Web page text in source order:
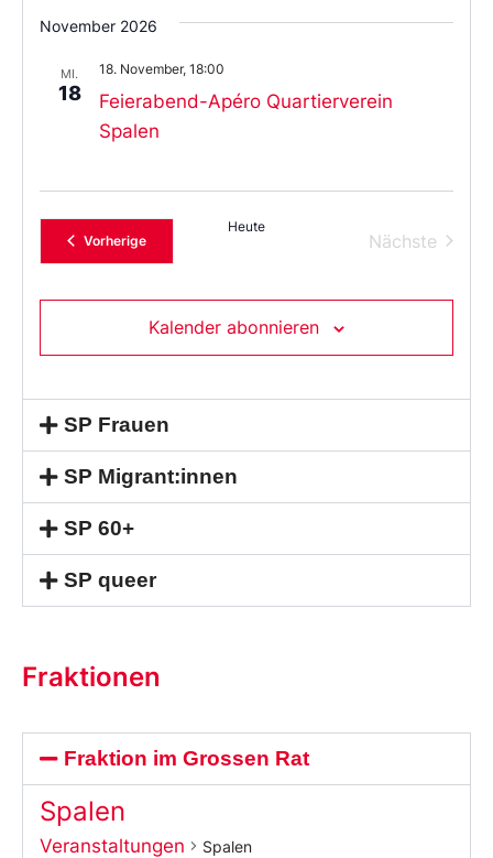
November 2026
MI.
18
Feierabend-Apéro Quartierverein
Spalen
18. November, 18:00
VorherigeVeranstaltungen
Heute
Nächste
Kalender abonnieren
SP Frauen
SP Migrant:innen
SP 60+
SP queer
Fraktionen
Fraktion im Grossen Rat
Spalen
Veranstaltungen Spalen